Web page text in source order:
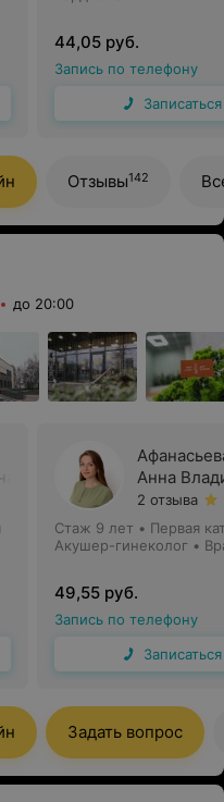
44,05 руб.
Запись по телефону
Записаться
Отзывы142
до 20:00
Анна
2 отзыва
Стаж 9 лет • Первая
Акушер-гинеколог •
49,55 руб.
Запись по телефону
Записаться
Задать вопрос